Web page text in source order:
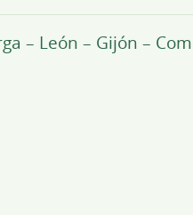
– León – Gijón –